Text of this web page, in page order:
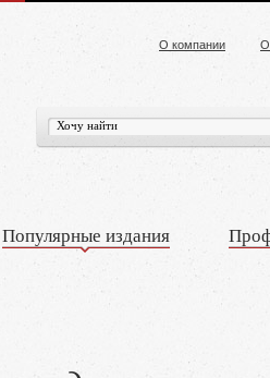
О компании
Популярные издания